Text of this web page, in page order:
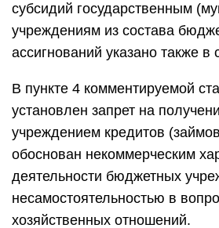
субсидий государственным
учреждениям из состава
ассигнований указано также в
В пункте 4 комментируемой
установлен запрет на
учреждением кредитов
обоснован некоммерческим
деятельности бюджетных
несамостоятельностью в
хозяйственных отношений.